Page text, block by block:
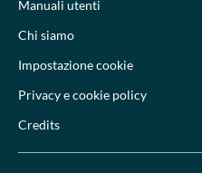
Manuali utenti
Chi siamo
Impostazione cookie
Privacy e cookie policy
Credits